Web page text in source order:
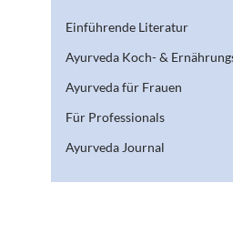
Einführende Literatur
Ayurveda Koch- &
Ayurveda für Frauen
Für Professionals
Ayurveda Journal